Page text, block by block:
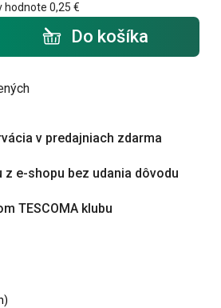
hodnote 0,25 €
Do košíka
v predajniach zdarma
z e-shopu bez udania dôvodu
TESCOMA klubu